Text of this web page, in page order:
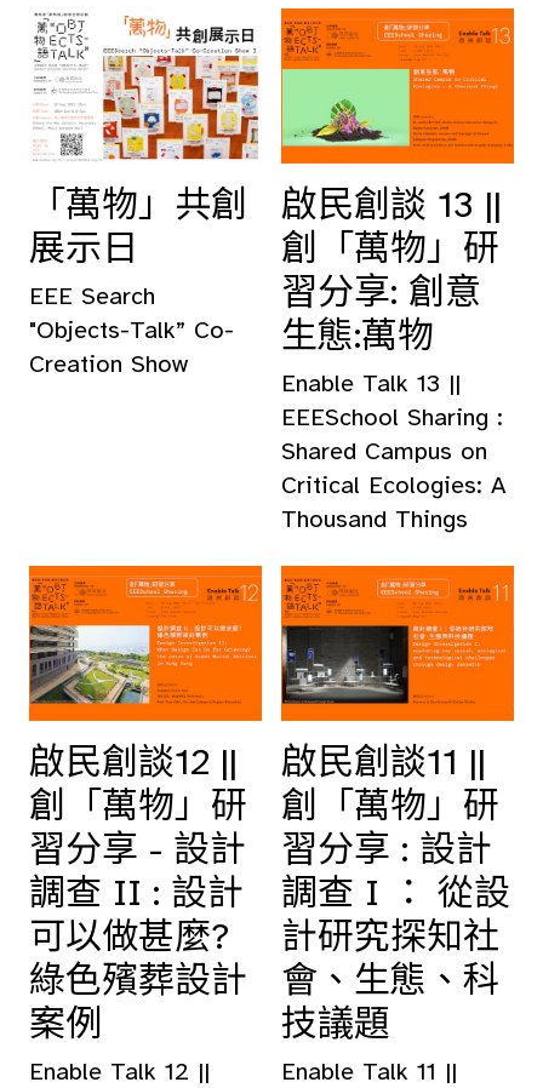
「萬物」共創
展示日
EEE Search
"Objects-Talk” Co-
Creation Show
啟民創談 13 ||
創「萬物」研
習分享: 創意
生態:萬物
Enable Talk 13 ||
EEESchool Sharing :
Shared Campus on
Critical Ecologies: A
Thousand Things
啟民創談12 ||
創「萬物」研
習分享 - 設計
調查 II : 設計
可以做甚麼?
綠色殯葬設計
案例
Enable Talk 12 ||
啟民創談11 ||
創「萬物」研
習分享 : 設計
調查 I ： 從設
計研究探知社
會、生態、科
技議題
Enable Talk 11 ||